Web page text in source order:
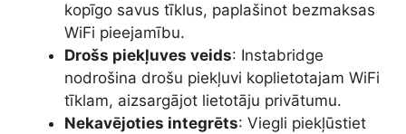
kopīgo savus tīklus, paplašinot bezmaksas
WiFi pieejamību.
Drošs piekļuves veids: Instabridge
nodrošina drošu piekļuvi koplietotajam WiFi
tīklam, aizsargājot lietotāju privātumu.
Nekavējoties integrēts: Viegli piekļūstiet